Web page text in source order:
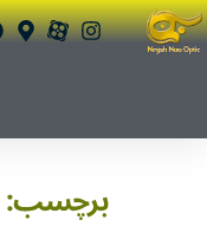
برچسب: